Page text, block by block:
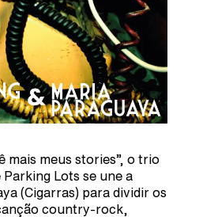
mais meus stories”, o trio
Lots se une a
(Cigarras) para dividir os
country-rock,